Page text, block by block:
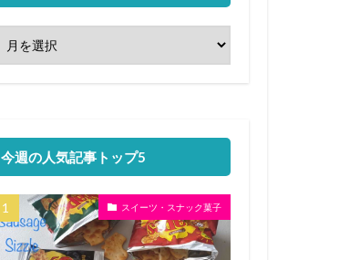
今週の人気記事トップ5
スイーツ・スナック菓子